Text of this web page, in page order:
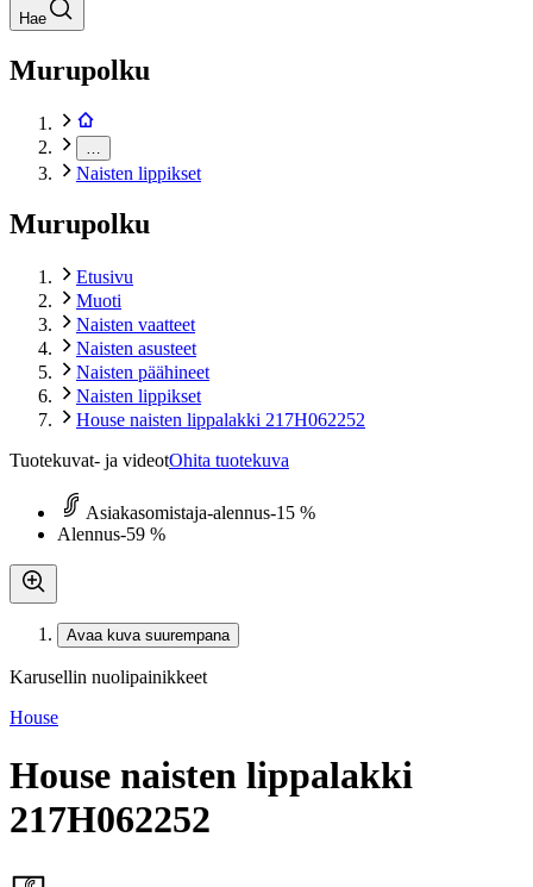
Hae
Murupolku
Naisten lippikset
Murupolku
Etusivu
Muoti
Naisten vaatteet
Naisten asusteet
Naisten päähineet
Naisten lippikset
House naisten lippalakki 217H062252
Tuotekuvat- ja videotOhita tuotekuva
Asiakasomistaja-alennus-15 %
Alennus-59 %
Avaa kuva suurempana
Karusellin nuolipainikkeet
House
House naisten lippalakki
217H062252